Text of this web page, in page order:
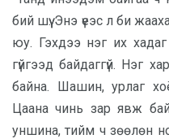
бий шүү. Энэ үеэс л би
юу. Гэхдээ нэг их
гүйгээд байдаггүй. Нэг
байна. Шашин, урлаг
Цаана чинь зар явж
уншина, тийм ч зөөлөн